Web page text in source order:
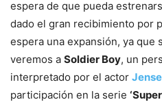
espera de que pueda
dado el gran recibimiento por
espera una expansión, ya que
veremos a Soldier Boy, un
interpretado por el actor
participación en la serie